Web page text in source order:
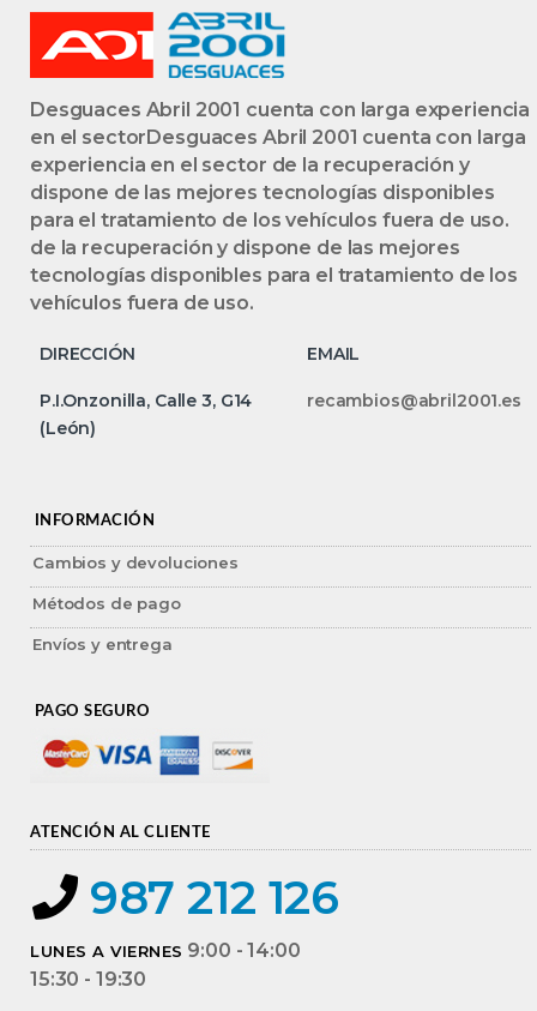
Desguaces Abril 2001 cuenta con larga experiencia
en el sectorDesguaces Abril 2001 cuenta con larga
experiencia en el sector de la recuperación y
dispone de las mejores tecnologías disponibles
para el tratamiento de los vehículos fuera de uso.
de la recuperación y dispone de las mejores
tecnologías disponibles para el tratamiento de los
vehículos fuera de uso.
DIRECCIÓN EMAIL
P.I.Onzonilla, Calle 3, G14
(León)
recambios@abril2001.es
INFORMACIÓN
Cambios y devoluciones
Métodos de pago
Envíos y entrega
PAGO SEGURO
ATENCIÓN AL CLIENTE
987 212 126
LUNES A VIERNES 9:00 - 14:00
15:30 - 19:30